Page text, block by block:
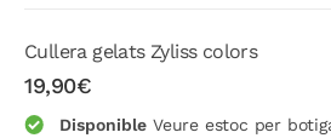
Cullera gelats Zyliss colors
19,90€
Disponible Veure estoc per